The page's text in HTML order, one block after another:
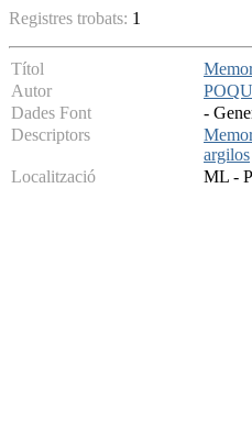
Registres trobats: 1
Títol
Autor
Dades Font
-
Descriptors
argilos
Localització
ML -